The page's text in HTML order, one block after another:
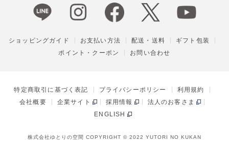
ショッピングガイド お支払い方法 配送・送料
ギフト包装
ポイント・クーポン
お問い合わせ
特定商取引に基づく表記 プライバシーポリシー
利用規約
会社概要
企業サイト 採用情報
法人のお客さま
ENGLISH
株式会社ゆとりの空間 COPYRIGHT © 2022 YUTORI NO KUKAN